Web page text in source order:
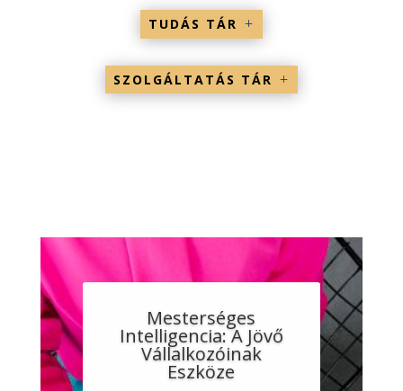
TUDÁS TÁR
SZOLGÁLTATÁS TÁR
Mesterséges
Intelligencia: A Jövő
Vállalkozóinak
Eszköze